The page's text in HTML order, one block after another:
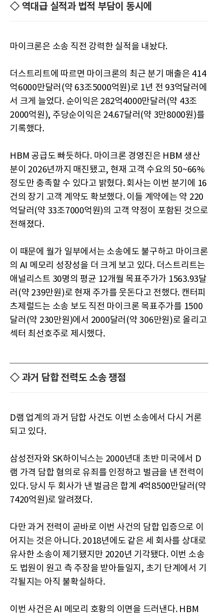
◇ 역대급 실적과 법적 부담이 동시에
마이크론은 소송 직전 강력한 실적을 내놨다.
더스트리트에 따르면 마이크론의 최근 분기 매출은 414
억6000만달러(약 63조5000억원)로 1년 전 93억달러에
서 크게 늘었다. 순이익은 282억4000만달러(약 43조
2000억원), 주당순이익은 24.67달러(약 3만8000원)를
기록했다.
HBM 공급도 빠듯하다. 마이크론 경영진은 HBM 생산
분이 2026년까지 매진됐고, 현재 고객 수요의 50~66%
정도만 충족할 수 있다고 밝혔다. 회사는 이번 분기에 16
건의 장기 고객 계약도 확보했다. 이들 계약에는 약 220
억달러(약 33조7000억원)의 고객 약정이 포함된 것으로
전해졌다.
이 때문에 월가 일부에서는 소송에도 불구하고 마이크론
의 AI 메모리 성장성을 더 크게 보고 있다. 더스트리트는
애널리스트 30명의 평균 12개월 목표주가가 1563.93달
러(약 239만원)로 현재 주가를 웃돈다고 전했다. 캔터피
츠제럴드는 소송 보도 직전 마이크론 목표주가를 1500
달러(약 230만원)에서 2000달러(약 306만원)로 올리고
섹터 최선호주로 제시했다.
◇ 과거 담합 전력도 소송 쟁점
D램 업계의 과거 담합 사건도 이번 소송에서 다시 거론
되고 있다.
삼성전자와 SK하이닉스는 2000년대 초반 미국에서 D
램 가격 담합 혐의로 유죄를 인정하고 벌금을 낸 전력이
있다. 당시 두 회사가 낸 벌금은 합계 4억8500만달러(약
7420억원)로 알려졌다.
다만 과거 전력이 곧바로 이번 사건의 담합 입증으로 이
어지는 것은 아니다. 2018년에도 같은 세 회사를 상대로
유사한 소송이 제기됐지만 2020년 기각됐다. 이번 소송
도 법원이 원고 측 주장을 받아들일지, 초기 단계에서 기
각될지는 아직 불확실하다.
이번 사건은 AI 메모리 호황의 이면을 드러낸다. HBM